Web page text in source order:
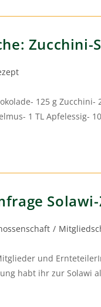
Zucchini-
125 g Zucchini-
1 TL Apfelessig-
/
und
habt ihr zur Solawi